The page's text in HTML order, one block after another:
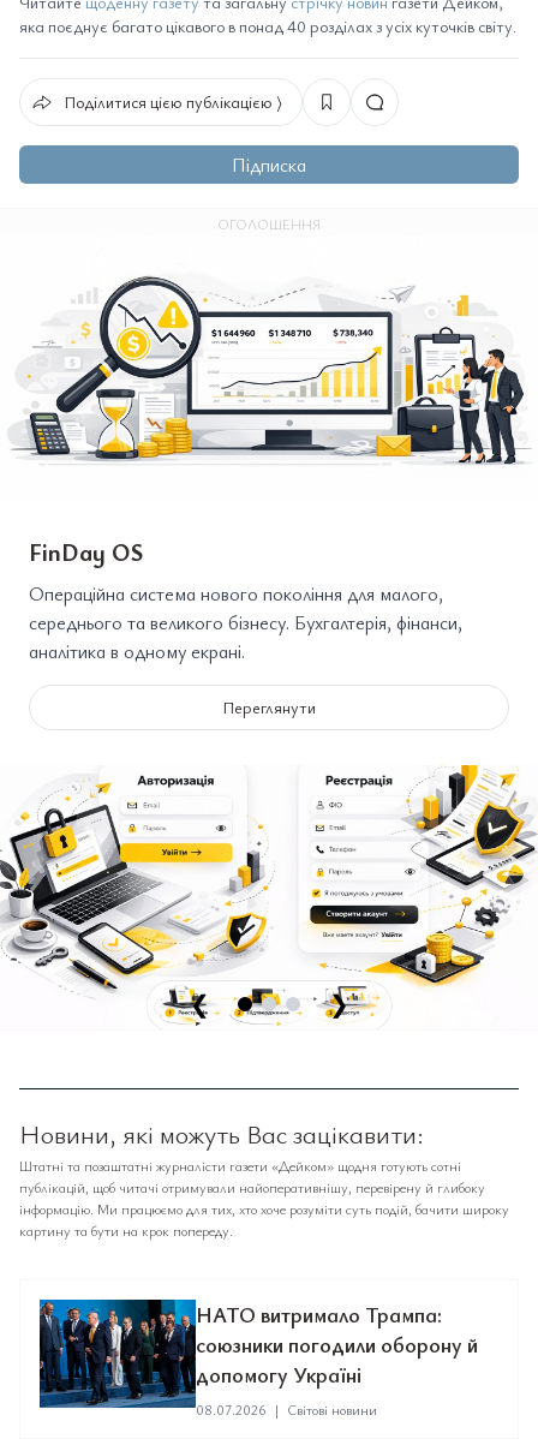
яка поєднує багато цікавого в понад 40 розділах з усіх куточків світу.
Поділитися цією публікацією ⟩
Підписка
ОГОЛОШЕННЯ
FinDay OS
Операційна система нового покоління для малого,
середнього та великого бізнесу. Бухгалтерія, фінанси,
аналітика в одному екрані.
Переглянути
❮ ❯
Новини, які можуть Вас зацікавити:
Штатні та позаштатні журналісти газети «Дейком» щодня готують сотні
публікацій, щоб читачі отримували найоперативнішу, перевірену й глибоку
інформацію. Ми працюємо для тих, хто хоче розуміти суть подій, бачити широку
картину та бути на крок попереду.
НАТО витримало Трампа:
союзники погодили оборону й
допомогу Україні
08.07.2026 | Світові новини